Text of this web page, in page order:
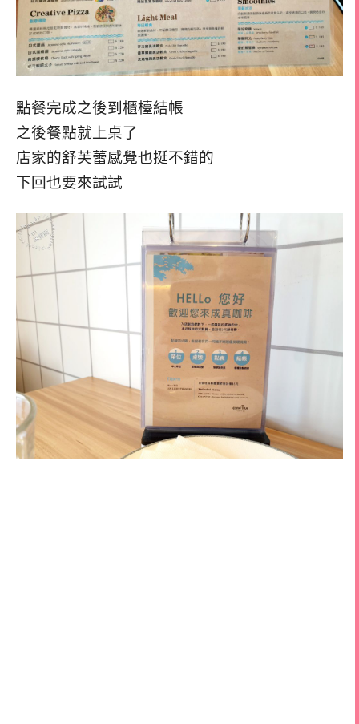
點餐完成之後到櫃檯結帳
之後餐點就上桌了
店家的舒芙蕾感覺也挺不錯的
下回也要來試試